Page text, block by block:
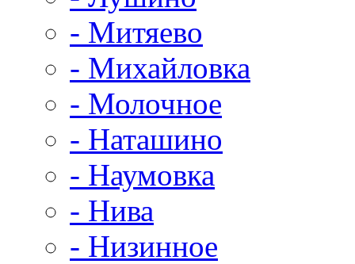
- Митяево
- Михайловка
- Молочное
- Наташино
- Наумовка
- Нива
- Низинное